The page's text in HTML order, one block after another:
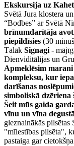
Ekskursija uz
Svētā Jura klostera
“Bodbes” ar Svētā
brīnumdarītāja
piepildīsies (30
Tālāk Signagi-
Dienviditālijas un
Apmeklēsim
kompleksu, kur
darīšanas
simboliskā dzēriena
Šeit mūs gaida
vīnu un vīna
gleznainākās pilsētas
"mīlestības pilsēta",
pastaiga gar